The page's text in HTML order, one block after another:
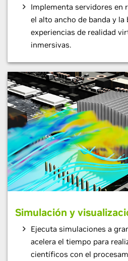
Implementa servidores en
el alto ancho de banda y
experiencias de realidad
inmersivas.
Simulación y
Ejecuta simulaciones a
acelera el tiempo para
científicos con el